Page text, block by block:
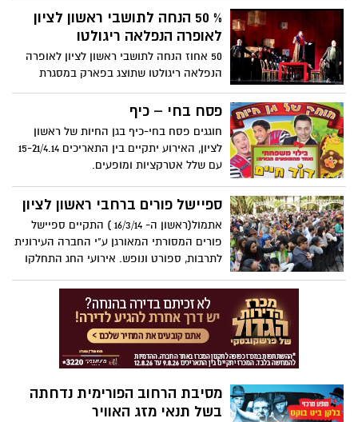
% 50 הנחה לתושבי ראשון לציון
לאופרה הנפלאה ריגולטו
50 אחוז הנחה לתושבי ראשון לציון לאופרה
הנפלאה ריגולטו שתוצג בפארק במסגרת
פסטיבל האביב של ראשון לציון. 15.5.14 יום
חמישי 20:30 אמפיפארק- הפקה מיוחדתפסח בחי – כיף
חוגגים פסח בחי-כיף בגן החיות של ראשון
לציון, האירוע יתקיים בין התאריכים 15-21/4.14
עם שלל אטרקציות ומופעים.
ספיישל פורים ברחבי ראשון לציון
אתמול(ראשון ה- 16/3/14 ) התקיים ספיישל
פורים המסורתי המאורגן ע"י החברה העירונית
לתרבות, ספורט ונופש. אירועי החג התחלקו
מסיבת הרחוב הפורימית נדחתה
בשל תנאי מזג האוויר